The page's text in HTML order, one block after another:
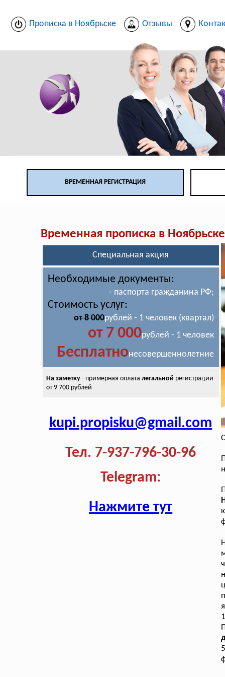
Прописка в Ноябрьске Отзывы
ВРЕМЕННАЯ РЕГИСТРАЦИЯ
Временная прописка в Ноябрьске
Специальная акция
Необходимые документы:
- паспорта гражданина РФ;
Стоимость услуг:
от 8 000рублей - 1 человек (квартал)
от 7 000рублей - 1 человек
Бесплатнонесовершеннолетние
На заметку- примерная оплата легальной регистрации
от 9 700 рублей
kupi.propisku@gmail.com
Тел. 7-937-796-30-96
Telegram:
Нажмите тут